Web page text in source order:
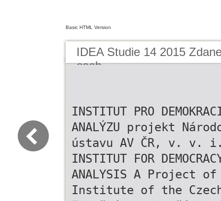
Basic HTML Version
IDEA Studie 14 2015
osob
INSTITUT PRO
ANALÝZU projekt
ústavu AV ČR, v. v.
INSTITUT FOR
ANALYSIS A Project
Institute of the Czech